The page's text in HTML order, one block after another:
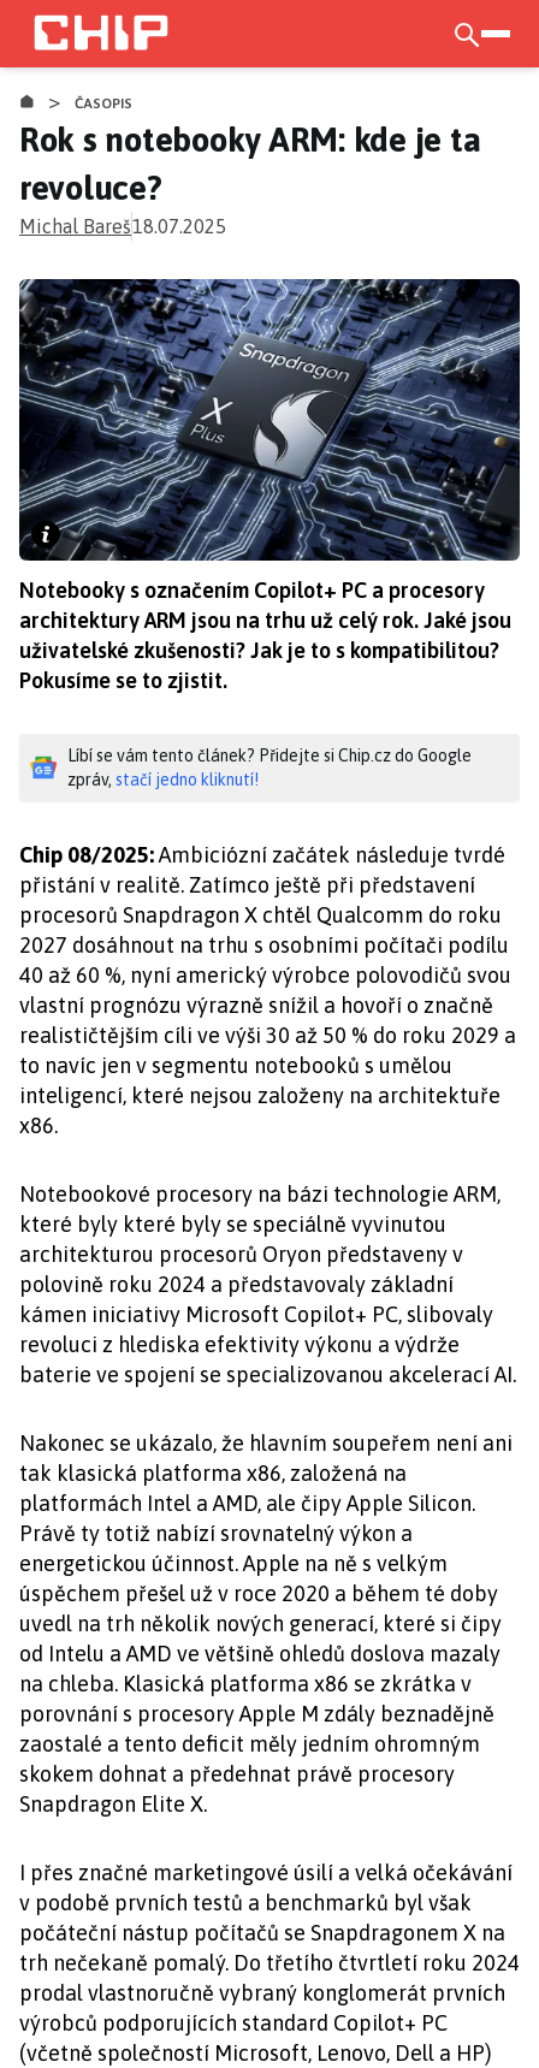
Přejít
hlavnímu
obsahu
> ČASOPIS
Rok s notebooky ARM: kde je ta
revoluce?
Michal Bareš18.07.2025
Notebooky s označením Copilot+ PC a procesory
architektury ARM jsou na trhu už celý rok. Jaké jsou
uživatelské zkušenosti? Jak je to s kompatibilitou?
Pokusíme se to zjistit.
Líbí se vám tento článek? Přidejte si Chip.cz do Google
zpráv, stačí jedno kliknutí!
Chip 08/2025:Ambiciózní začátek následuje tvrdé
přistání v realitě. Zatímco ještě při představení
procesorů Snapdragon X chtěl Qualcomm do roku
2027 dosáhnout na trhu s osobními počítači podílu
40 až 60 %, nyní americký výrobce polovodičů svou
vlastní prognózu výrazně snížil a hovoří o značně
realističtějším cíli ve výši 30 až 50 % do roku 2029 a
to navíc jen v segmentu notebooků s umělou
inteligencí, které nejsou založeny na architektuře
x86.
Notebookové procesory na bázi technologie ARM,
které byly které byly se speciálně vyvinutou
architekturou procesorů Oryon představeny v
polovině roku 2024 a představovaly základní
kámen iniciativy Microsoft Copilot+ PC, slibovaly
revoluci z hlediska efektivity výkonu a výdrže
baterie ve spojení se specializovanou akcelerací AI.
Nakonec se ukázalo, že hlavním soupeřem není ani
tak klasická platforma x86, založená na
platformách Intel a AMD, ale čipy Apple Silicon.
Právě ty totiž nabízí srovnatelný výkon a
energetickou účinnost. Apple na ně s velkým
úspěchem přešel už v roce 2020 a během té doby
uvedl na trh několik nových generací, které si čipy
od Intelu a AMD ve většině ohledů doslova mazaly
na chleba. Klasická platforma x86 se zkrátka v
porovnání s procesory Apple M zdály beznadějně
zaostalé a tento deficit měly jedním ohromným
skokem dohnat a předehnat právě procesory
Snapdragon Elite X.
I přes značné marketingové úsilí a velká očekávání
v podobě prvních testů a benchmarků byl však
počáteční nástup počítačů se Snapdragonem X na
trh nečekaně pomalý. Do třetího čtvrtletí roku 2024
prodal vlastnoručně vybraný konglomerát prvních
výrobců podporujících standard Copilot+ PC
(včetně společností Microsoft, Lenovo, Dell a HP)